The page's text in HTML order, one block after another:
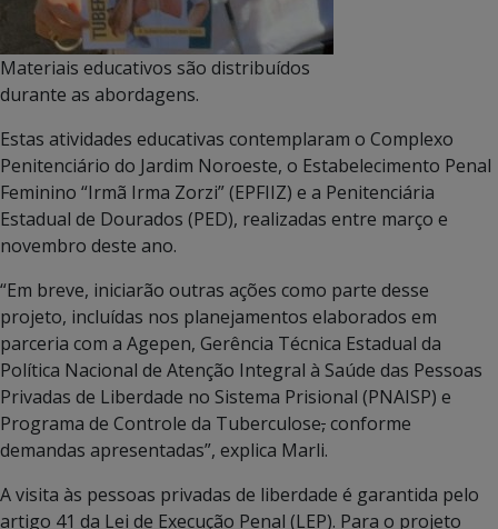
Materiais educativos são distribuídos
durante as abordagens.
Estas atividades educativas contemplaram o Complexo
Penitenciário do Jardim Noroeste, o Estabelecimento Penal
Feminino “Irmã Irma Zorzi” (EPFIIZ) e a Penitenciária
Estadual de Dourados (PED), realizadas entre março e
novembro deste ano.
“Em breve, iniciarão outras ações como parte desse
projeto, incluídas nos planejamentos elaborados em
parceria com a Agepen, Gerência Técnica Estadual da
Política Nacional de Atenção Integral à Saúde das Pessoas
Privadas de Liberdade no Sistema Prisional (PNAISP) e
Programa de Controle da Tuberculose,conforme
demandas apresentadas”, explica Marli.
A visita às pessoas privadas de liberdade é garantida pelo
artigo 41 da Lei de Execução Penal (LEP). Para o projeto